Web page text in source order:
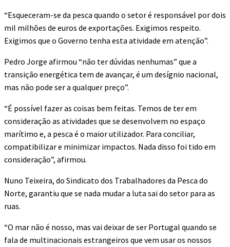
“Esqueceram-se da pesca quando o setor é responsável por dois
mil milhões de euros de exportações. Exigimos respeito.
Exigimos que o Governo tenha esta atividade em atenção”.
Pedro Jorge afirmou “não ter dúvidas nenhumas” que a
transição energética tem de avançar, é um desígnio nacional,
mas não pode ser a qualquer preço”.
“É possível fazer as coisas bem feitas. Temos de ter em
consideração as atividades que se desenvolvem no espaço
marítimo e, a pesca é o maior utilizador. Para conciliar,
compatibilizar e minimizar impactos. Nada disso foi tido em
consideração”, afirmou.
Nuno Teixeira, do Sindicato dos Trabalhadores da Pesca do
Norte, garantiu que se nada mudar a luta sai do setor para as
ruas.
“O mar não é nosso, mas vai deixar de ser Portugal quando se
fala de multinacionais estrangeiros que vem usar os nossos